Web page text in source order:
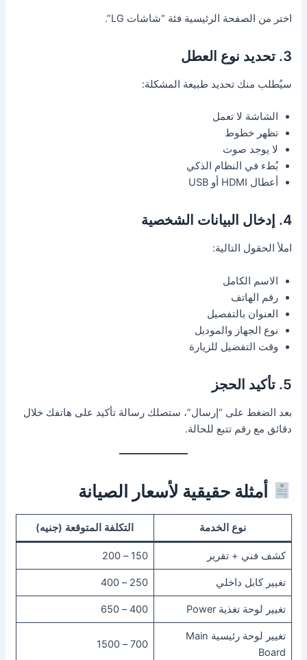
اختر من الصفحة الرئيسية فئة “شاشات LG”.
3. تحديد نوع العطل
سيُطلب منك تحديد طبيعة المشكلة:
الشاشة لا تعمل
تظهر خطوط
لا يوجد صوت
بُطء في النظام الذكي
أعطال HDMI أو USB
4. إدخال البيانات الشخصية
املأ الحقول التالية:
الاسم الكامل
رقم الهاتف
العنوان بالتفصيل
نوع الجهاز والموديل
وقت التفضيل للزيارة
5. تأكيد الحجز
بعد الضغط على “إرسال”، ستصلك رسالة تأكيد على هاتفك خلال
دقائق مع رقم تتبع للحالة.
أمثلة حقيقية لأسعار الصيانة
نوع الخدمة التكلفة المتوقعة (جنيه)
كشف فني + تقرير 150 – 200
تغيير كابل داخلي 250 – 400
تغيير لوحة تغذية Power 400 – 650
تغيير لوحة رئيسية Main
Board
700 – 1500